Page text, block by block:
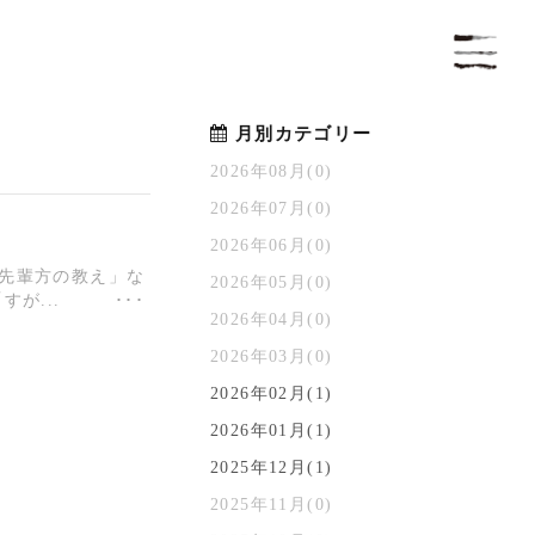
輩方の教え」な
すが...
月別カテゴリー
2026年08月(0)
2026年07月(0)
2026年06月(0)
2026年05月(0)
2026年04月(0)
2026年03月(0)
2026年02月(1)
2026年01月(1)
2025年12月(1)
2025年11月(0)